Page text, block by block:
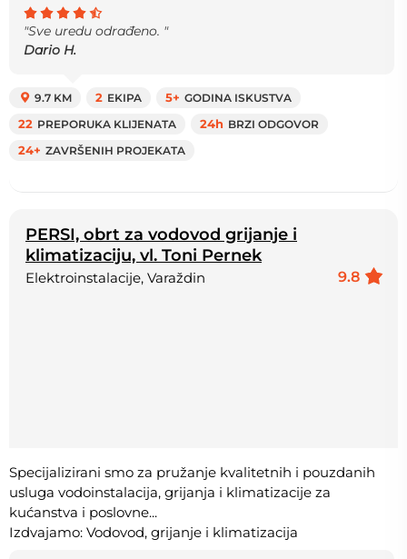
"Sve uredu odrađeno. "
Dario H.
9.7 KM 2 EKIPA 5+ GODINA ISKUSTVA
22 PREPORUKA KLIJENATA 24h BRZI ODGOVOR
24+ ZAVRŠENIH PROJEKATA
PERSI, obrt za vodovod grijanje i
klimatizaciju, vl. Toni Pernek
9.8
Elektroinstalacije, Varaždin
Specijalizirani smo za pružanje kvalitetnih i pouzdanih
usluga vodoinstalacija, grijanja i klimatizacije za
kućanstva i poslovne...
Izdvajamo: Vodovod, grijanje i klimatizacija